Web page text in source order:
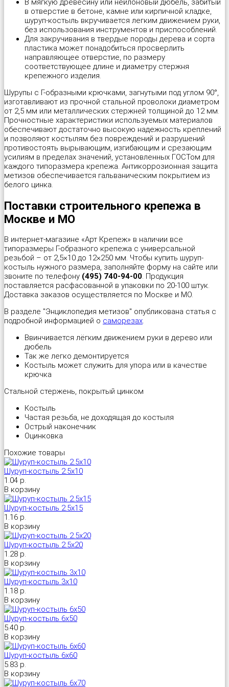
Саморез универсальный с полусферической головкой для
Cаморез универсальный с потайной головкой PZ, желтый и
Саморезы для крепления кровельных материалов, окрашенные
Шайба для кровельных саморезов
Шайба для поликарбоната
Шуруп шестигранный глухарь DIN 571
Шуруп по бетону
Шуруп-костыль
Шуруп-полукольцо
Шайба пружинная (гровер) DIN 127B
Шпилька резьбовая DIN 975, длина 1м
Шпилька резьбовая DIN 975, длина 2м
Шпилька сантехническая
Дюбель трехлепестковый
Дюбель универсальный KPU “Wkret-met”
Дюбель фасадный «Wkret-met»
Дюбель-гвоздь для быстрого монтажа
Дюбель-гвоздь для быстрого монтажа с бортом
Дюбель-гвоздь металлический для монтажного пистолета
Дюбель-пистон под хомут (нейлон)
Металлический дюбель для газобетона
Металлический дюбель-гвоздь
Патроны монтажные
Распорный дюбель с качельным крюком HX “Wkret-met”
Распорный дюбель с потолочным крюком SX “Wkret-met”
Распорный дюбель с простым крюком PX “Wkret-met”
Распорный дюбель тип S (Ус)
Распорный дюбель тип К (Ёж)
Распорный дюбель трехстороннего распора KPX «Wkret-met»
Складной пружинный дюбель
Универсальный дюбель потай и с бортом
Универсальный распорный дюбель с петельным крюком RUO
Универсальный распорный дюбель с потолочным крюком RUС
Универсальный распорный дюбель с простым крюком RUL
Фасадный анкер “Wkret-met”
Площадка под хомут-стяжку
Проволока общего назначения
Скоба для крепления кабеля (провода) прямоугольная, круглая
Скобы строительные
Фиксатор для арматуры
Хомут для крепления сантехнических труб с резиновой
Хомут для проводов
Шканты
Трос в оплетке ПВХ
Трос стальной DIN 3055
Цепь витая DIN 5686
Цепь сварная длиннозвенная DIN 763
Цепь сварная короткозвенная DIN 766
Оконная пластина REHAU
Оконная пластина КВЕ-70
Опора балки
Опора бруса закрытая
Опора бруса открытая
Перфорированная лента для монтажа вентиляции волнистая
Перфорированная лента для монтажа вентиляции прямая
Перфорированная монтажная лента
Перфорированная тарная лента
Пластина соединительная
Прямой подвес профилей
Скользящая опора для стропил
Угловой соединитель
Уголок крепежный равносторонний (KUR)
Уголок мебельный
Уголок рамный
Узкий уголок (KW)
Пилки для работы по дереву "Runex"
Пилки для работы по металлу "Runex"
Пистолет для монтажной пены
Плиткорез-щипцы JOKOSIT
Плоскогубцы комбинированные "Targ American type"
Плоскогубцы комбинированные "Targ German type"
Полотно для ножовок по металлу
Скобы для степлера мебельные "Stelgrit"
Стеклорез с деревянной ручкой "Spardia"
Стеклорез с деревянной ручкой "Universal"
Степлер мебельный 4 в 1 "Stelgrit"
Тонкогубцы "Targ German type"
Топор со стеклопластиковой ручкой "Strike"
Уровень плиточника "Metric Tiler"
Шпатель резиновый белый
Шпатель фасадный нержавеющий
Шпатель фасадный нержавеющий, зубчатый 6х6мм
Шпатель фасадный нержавеющий, зубчатый 8х8мм
В мягкую древесину или нейлоновый дюбель, забитый
в отверстие в бетоне, камне или кирпичной кладке,
шуруп-костыль вкручивается легким движением руки,
без использования инструментов и приспособлений.
Для закручивания в твердые породы дерева и сорта
пластика может понадобиться просверлить
направляющее отверстие, по размеру
соответствующее длине и диаметру стержня
крепежного изделия.
Шурупы с Г-образными крючками, загнутыми под углом 90°,
изготавливают из прочной стальной проволоки диаметром
от 2,5 мм или металлических стержней толщиной до 12 мм.
Прочностные характеристики используемых материалов
обеспечивают достаточно высокую надежность креплений
и позволяют костылям без повреждений и разрушений
противостоять вырывающим, изгибающим и срезающим
усилиям в пределах значений, установленных ГОСТом для
каждого типоразмера крепежа. Антикоррозионная защита
метизов обеспечивается гальваническим покрытием из
белого цинка.
Поставки строительного крепежа в
Москве и МО
В интернет-магазине «Арт Крепеж» в наличии все
типоразмеры Г-образного крепежа с универсальной
резьбой – от 2,5×10 до 12×250 мм. Чтобы купить шуруп-
костыль нужного размера, заполняйте форму на сайте или
звоните по телефону (495) 740-94-00. Продукция
поставляется расфасованной в упаковки по 20-100 штук.
Доставка заказов осуществляется по Москве и МО.
В разделе "Энциклопедия метизов" опубликована статья с
подробной информацией о саморезах.
Ввинчивается лёгким движением руки в дерево или
дюбель
Так же легко демонтируется
Костыль может служить для упора или в качестве
крючка
Стальной стержень, покрытый цинком
Костыль
Частая резьба, не доходящая до костыля
Острый наконечник
Оцинковка
Похожие товары
Шуруп-костыль 2.5х10
1.04 р.
В корзину
Шуруп-костыль 2.5х15
1.16 р.
В корзину
Шуруп-костыль 2.5х20
1.28 р.
В корзину
Шуруп-костыль 3х10
1.18 р.
В корзину
Шуруп-костыль 6х50
5.40 р.
В корзину
Шуруп-костыль 6х60
5.83 р.
В корзину